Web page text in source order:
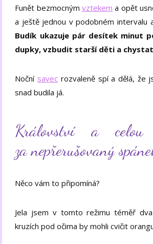
Funět bezmocným vztekem a opět
a ještě jednou v podobném intervalu
Budík ukazuje pár desítek minut
dupky, vzbudit starší děti a
Noční savec rozvaleně spí a dělá, že
snad budila já.
Království a celou
za nepřerušovaný
Něco vám to připomíná?
Jela jsem v tomto režimu téměř
kruzích pod očima by mohli cvičit